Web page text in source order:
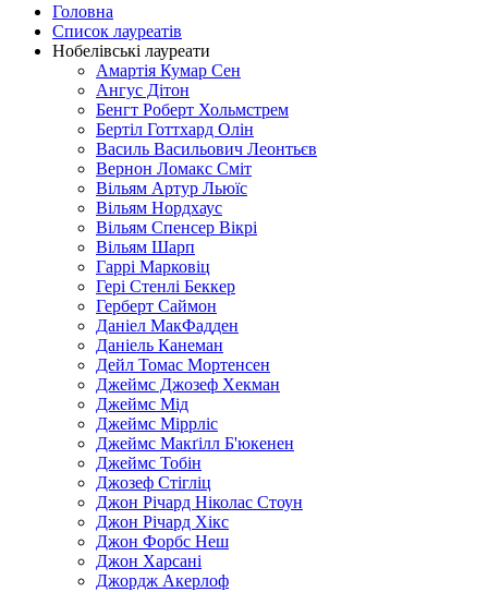
Головна
Список лауреатів
Нобелівські лауреати
Амартія Кумар Сен
Ангус Дітон
Бенгт Роберт Хольмстрем
Бертіл Готтхард Олін
Василь Васильович Леонтьєв
Вернон Ломакс Сміт
Вільям Артур Льюїс
Вільям Нордхаус
Вільям Спенсер Вікрі
Вільям Шарп
Гаррі Марковіц
Гері Стенлі Беккер
Герберт Саймон
Даніел МакФадден
Даніель Канеман
Дейл Томас Мортенсен
Джеймс Джозеф Хекман
Джеймс Мід
Джеймс Міррліс
Джеймс Макґілл Б'юкенен
Джеймс Тобін
Джозеф Стігліц
Джон Річард Ніколас Стоун
Джон Річард Хікс
Джон Форбс Неш
Джон Харсані
Джордж Акерлоф